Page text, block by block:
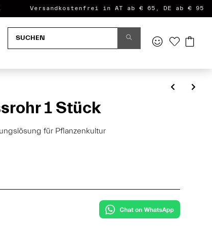
Versandkostenfrei in AT ab € 65, DE ab € 95
1 Stück
für Pflanzenkultur